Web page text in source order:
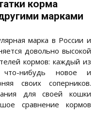
корма
марками
марка в России и
довольно высокой
кормов: каждый из
что-нибудь новое и
своих соперников.
для своей кошки
сравнение кормов